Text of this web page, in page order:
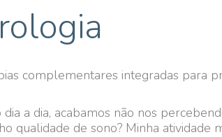
complementares integradas para
dia a dia, acabamos não nos
qualidade de sono? Minha